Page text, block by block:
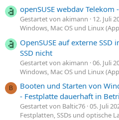
openSUSE webdav Telekom
Gestartet von akimann 12. Juli
Windows, Mac OS und Linux
OpenSUSE auf externe
SSD nicht
Gestartet von akimann 06. Juli
Windows, Mac OS und Linux
B
Booten und Starten von
- Festplatte dauerhaft in
Gestartet von Baltic76 05. Juli
Festplatten, SSDs und optische